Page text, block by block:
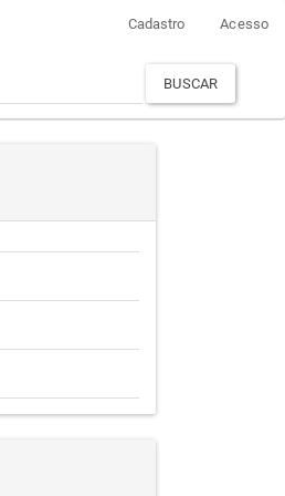
Cadastro Acesso
BUSCAR